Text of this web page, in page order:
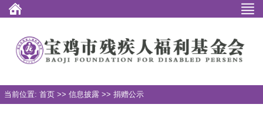
当前位置: 首页 >> 信息披露 >> 捐赠公示